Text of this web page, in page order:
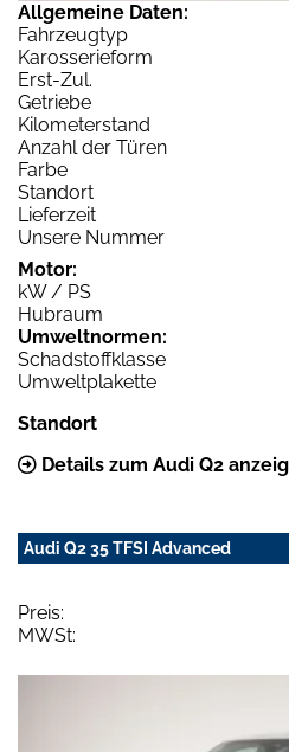
Allgemeine Daten:
Fahrzeugtyp
Karosserieform
Erst-Zul.
Getriebe
Kilometerstand
Anzahl der Türen
Farbe
Standort
Lieferzeit
Unsere Nummer
Motor:
kW / PS
Hubraum
Umweltnormen:
Schadstoffklasse
Umweltplakette
Standort
Details zum Audi Q2
Audi Q2 35 TFSI Advanced
Preis:
MWSt: